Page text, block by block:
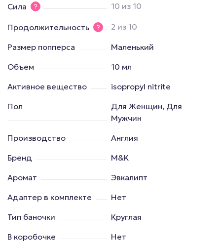
Сила 10 из 10
Продолжительность 2 из 10
Размер попперса
Маленький
Объем
10 мл
Активное вещество
isopropyl nitrite
Пол
Для Женщин, Для
Мужчин
Производство
Англия
Бренд
M&K
Аромат
Эвкалипт
Адаптер в комплекте
Нет
Тип баночки
Круглая
В коробочке
Нет